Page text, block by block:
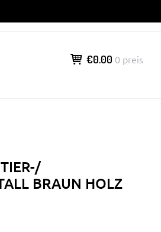
€0.00 0 preis
BRAUN HOLZ